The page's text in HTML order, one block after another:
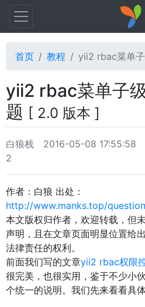
首页 教程 yii2 rbac菜单
yii2 rbac菜单子
题 [ 2.0 版本 ]
白狼栈 2016-05-08 17:55:58
2
作者：白狼 出处：
http://www.manks.top/
本文版权归作者，欢迎转载，但
声明，且在文章页面明显位置给
法律责任的权利。
前面我们写的文章yii2 rbac权限
很完美，也很实用，鉴于不少小
个统一的说明。我们先来看看具体